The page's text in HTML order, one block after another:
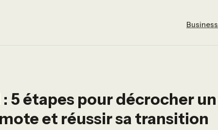
Business
5 étapes pour décrocher un
et réussir sa transition